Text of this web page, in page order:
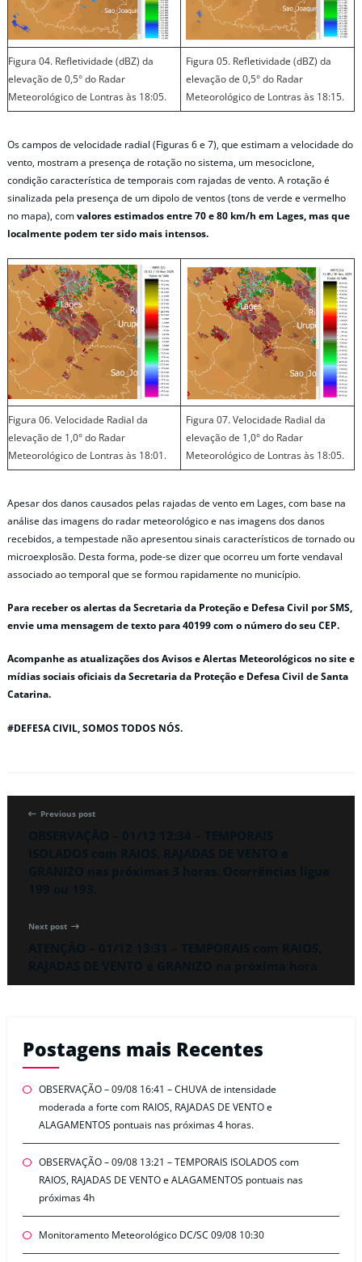
Figura 04. Refletividade (dBZ) da
elevação de 0,5° do Radar
Meteorológico de Lontras às 18:05.
Figura 05. Refletividade (dBZ) da
elevação de 0,5° do Radar
Meteorológico de Lontras às 18:15.
Os campos de velocidade radial (Figuras 6 e 7), que estimam a velocidade do
vento, mostram a presença de rotação no sistema, um mesociclone,
condição característica de temporais com rajadas de vento. A rotação é
sinalizada pela presença de um dipolo de ventos (tons de verde e vermelho
no mapa), comvalores estimados entre 70 e 80 km/h em Lages, mas que
localmente podem ter sido mais intensos.
Figura 06. Velocidade Radial da
elevação de 1,0° do Radar
Meteorológico de Lontras às 18:01.
Figura 07. Velocidade Radial da
elevação de 1,0° do Radar
Meteorológico de Lontras às 18:05.
Apesar dos danos causados pelas rajadas de vento em Lages, com base na
análise das imagens do radar meteorológico e nas imagens dos danos
recebidos, a tempestade não apresentou sinais característicos de tornado ou
microexplosão. Desta forma, pode-se dizer que ocorreu um forte vendaval
associado ao temporal que se formou rapidamente no município.
Para receber os alertas da Secretaria da Proteção e Defesa Civil por SMS,
envie uma mensagem de texto para 40199 com o número do seu CEP.
Acompanhe as atualizações dos Avisos e Alertas Meteorológicos no site e
mídias sociais oficiais da Secretaria da Proteção e Defesa Civil de Santa
Catarina.
#DEFESA CIVIL, SOMOS TODOS NÓS.
Previous post
Next post
Postagens mais Recentes
OBSERVAÇÃO – 09/08 16:41 – CHUVA de intensidade
moderada a forte com RAIOS, RAJADAS DE VENTO e
ALAGAMENTOS pontuais nas próximas 4 horas.
OBSERVAÇÃO – 09/08 13:21 – TEMPORAIS ISOLADOS com
RAIOS, RAJADAS DE VENTO e ALAGAMENTOS pontuais nas
próximas 4h
Monitoramento Meteorológico DC/SC 09/08 10:30